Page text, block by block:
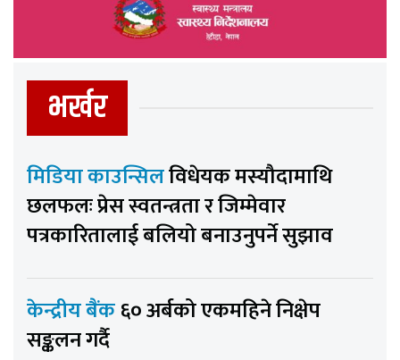
भर्खर
मिडिया काउन्सिलविधेयक मस्यौदामाथि
छलफलः प्रेस स्वतन्त्रता र जिम्मेवार
पत्रकारितालाई बलियो बनाउनुपर्ने सुझाव
केन्द्रीय बैंक६० अर्बको एकमहिने निक्षेप
सङ्कलन गर्दै